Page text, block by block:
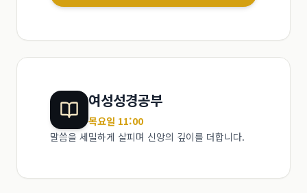
여성성경공부
목요일 11:00
말씀을 세밀하게 살피며 신앙의 깊이를 더합니다.